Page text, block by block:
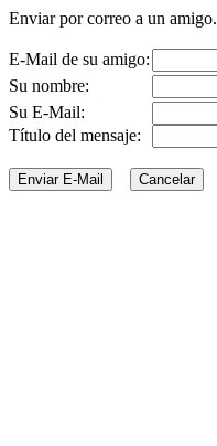
Enviar por correo a un amigo.
E-Mail de su amigo:
Su nombre:
Su E-Mail:
Título del mensaje: